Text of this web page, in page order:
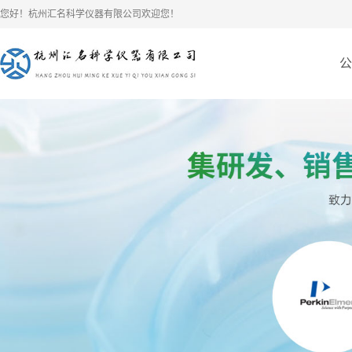
您好！杭州汇名科学仪器有限公司欢迎您！